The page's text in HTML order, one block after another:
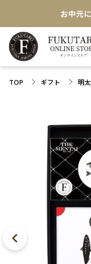
お中元
★め
【色々な味
TOP ギフト 明